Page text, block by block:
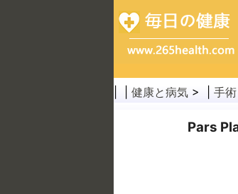
健康と病気 > | 手
Pars